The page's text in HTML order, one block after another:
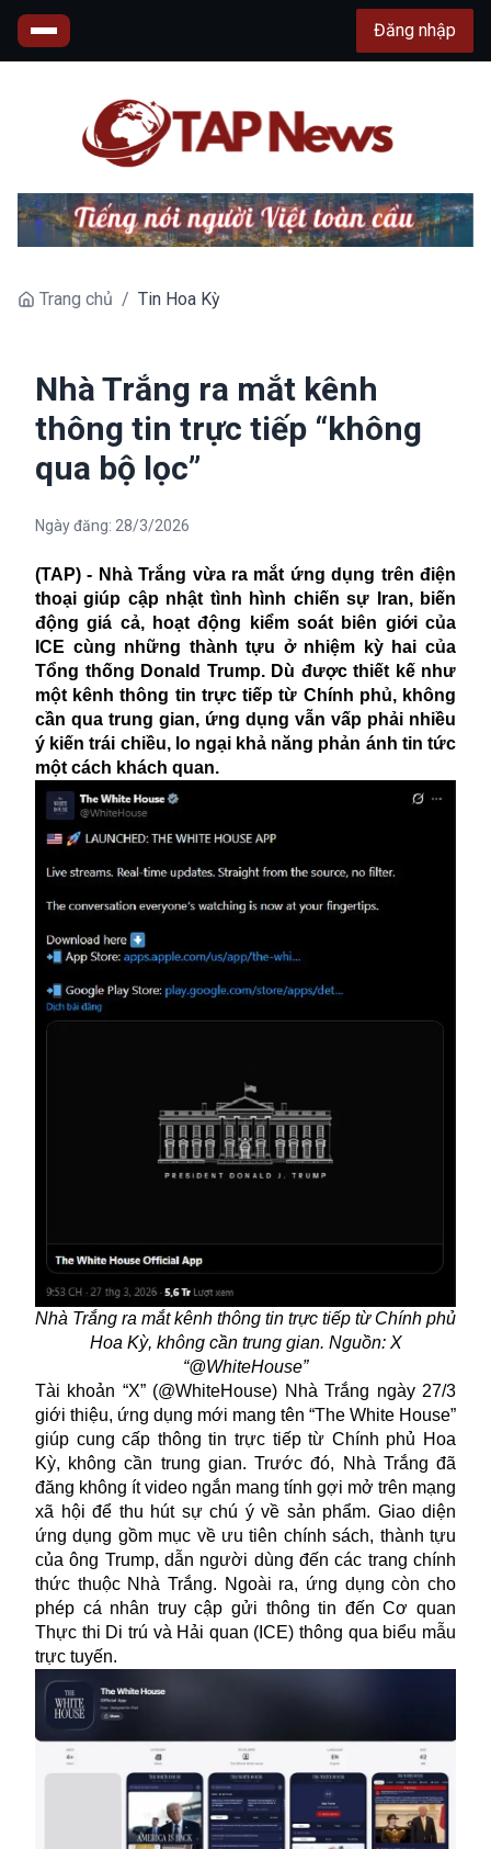
Đăng nhập
Trang chủ / Tin Hoa Kỳ
Nhà Trắng ra mắt kênh
thông tin trực tiếp “không
qua bộ lọc”
Ngày đăng: 28/3/2026
(TAP) - Nhà Trắng vừa ra mắt ứng dụng trên điện
thoại giúp cập nhật tình hình chiến sự Iran, biến
động giá cả, hoạt động kiểm soát biên giới của
ICE cùng những thành tựu ở nhiệm kỳ hai của
Tổng thống Donald Trump. Dù được thiết kế như
một kênh thông tin trực tiếp từ Chính phủ, không
cần qua trung gian, ứng dụng vẫn vấp phải nhiều
ý kiến trái chiều, lo ngại khả năng phản ánh tin tức
một cách khách quan.
Nhà Trắng ra mắt kênh thông tin trực tiếp từ Chính phủ
Hoa Kỳ, không cần trung gian. Nguồn: X
“@WhiteHouse”
Tài khoản “X” (@WhiteHouse) Nhà Trắng ngày 27/3
giới thiệu, ứng dụng mới mang tên “The White House”
giúp cung cấp thông tin trực tiếp từ Chính phủ Hoa
Kỳ, không cần trung gian. Trước đó, Nhà Trắng đã
đăng không ít video ngắn mang tính gợi mở trên mạng
xã hội để thu hút sự chú ý về sản phẩm. Giao diện
ứng dụng gồm mục về ưu tiên chính sách, thành tựu
của ông Trump, dẫn người dùng đến các trang chính
thức thuộc Nhà Trắng. Ngoài ra, ứng dụng còn cho
phép cá nhân truy cập gửi thông tin đến Cơ quan
Thực thi Di trú và Hải quan (ICE) thông qua biểu mẫu
trực tuyến.